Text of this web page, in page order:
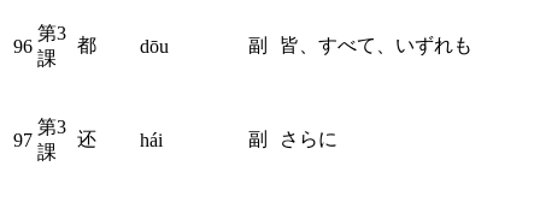
96
第3
課
都 dōu 副 皆、すべて、いずれも
97
第3
課
还 hái 副 さらに